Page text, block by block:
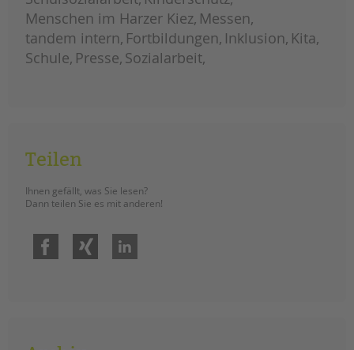
Menschen im Harzer Kiez Messen
tandem intern Fortbildungen Inklusion Kita
Schule Presse Sozialarbeit
Teilen
Ihnen gefällt, was Sie lesen?
Dann teilen Sie es mit anderen!
Facebook